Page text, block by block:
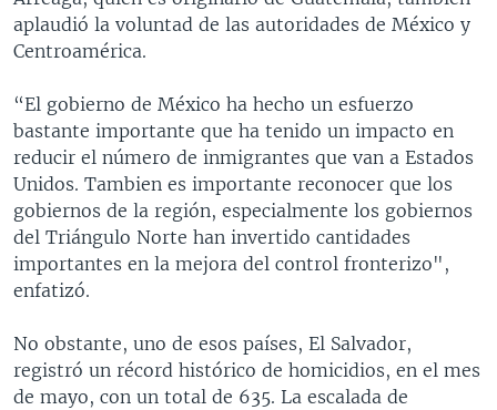
aplaudió la voluntad de las autoridades de México y
Centroamérica.
“El gobierno de México ha hecho un esfuerzo
bastante importante que ha tenido un impacto en
reducir el número de inmigrantes que van a Estados
Unidos. Tambien es importante reconocer que los
gobiernos de la región, especialmente los gobiernos
del Triángulo Norte han invertido cantidades
importantes en la mejora del control fronterizo",
enfatizó.
No obstante, uno de esos países, El Salvador,
registró un récord histórico de homicidios, en el mes
de mayo, con un total de 635. La escalada de